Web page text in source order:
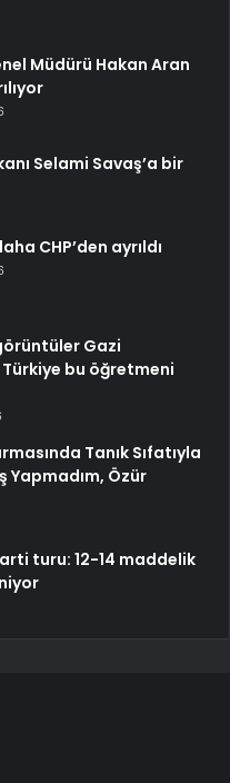
Müdürü Hakan Aran
Selami Savaş’a bir
CHP’den ayrıldı
Gazi
bu öğretmeni
Tanık Sıfatıyla
Yapmadım, Özür
turu: 12-14 maddelik